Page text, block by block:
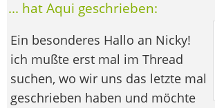
... hat Aqui geschrieben:
Ein besonderes Hallo an Nicky!
ich mußte erst mal im Thread
suchen, wo wir uns das letzte mal
geschrieben haben und möchte